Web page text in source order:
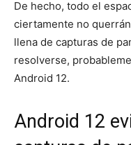
De hecho, todo el
ciertamente no
llena de capturas de
resolverse,
Android 12.
Android 12